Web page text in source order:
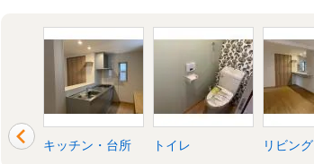
キッチン・台所 トイレ リビング